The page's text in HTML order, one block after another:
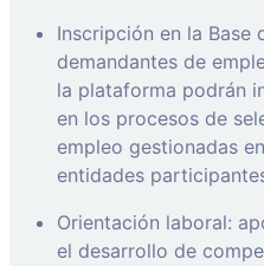
Inscripción en la Base
demandantes de
la plataforma podrán
en los procesos de
empleo gestionadas
entidades
Orientación laboral:
el desarrollo de